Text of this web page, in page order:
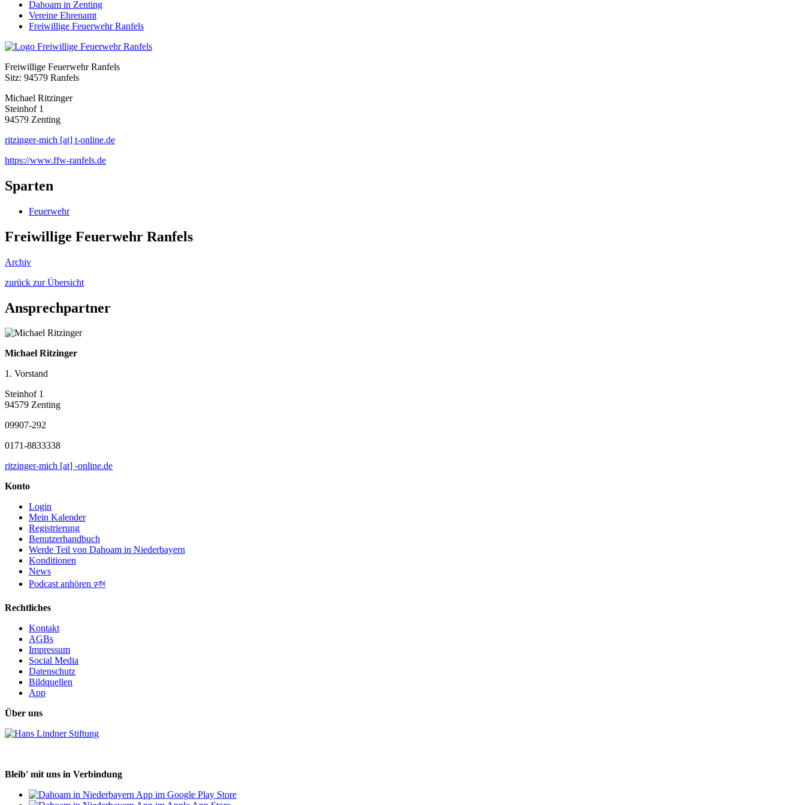
Dahoam in Zenting
Vereine Ehrenamt
Freiwillige Feuerwehr Ranfels
Freiwillige Feuerwehr Ranfels
Sitz: 94579 Ranfels
Michael Ritzinger
Steinhof 1
94579 Zenting
ritzinger-mich [at] t-online.de
https://www.ffw-ranfels.de
Sparten
Feuerwehr
Freiwillige Feuerwehr Ranfels
Archiv
zurück zur Übersicht
Ansprechpartner
Michael Ritzinger
1. Vorstand
Steinhof 1
94579 Zenting
09907-292
0171-8833338
ritzinger-mich [at] -online.de
Konto
Login
Mein Kalender
Registrierung
Benutzerhandbuch
Werde Teil von Dahoam in Niederbayern
Konditionen
News
Podcast anhören 🕬
Rechtliches
Kontakt
AGBs
Impressum
Social Media
Datenschutz
Bildquellen
App
Über uns
Bleib' mit uns in Verbindung